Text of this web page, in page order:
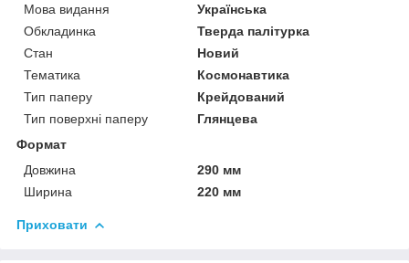
Мова видання
Українська
Обкладинка
Тверда палітурка
Стан
Новий
Тематика
Космонавтика
Тип паперу
Крейдований
Тип поверхні паперу
Глянцева
Формат
Довжина
290 мм
Ширина
220 мм
Приховати